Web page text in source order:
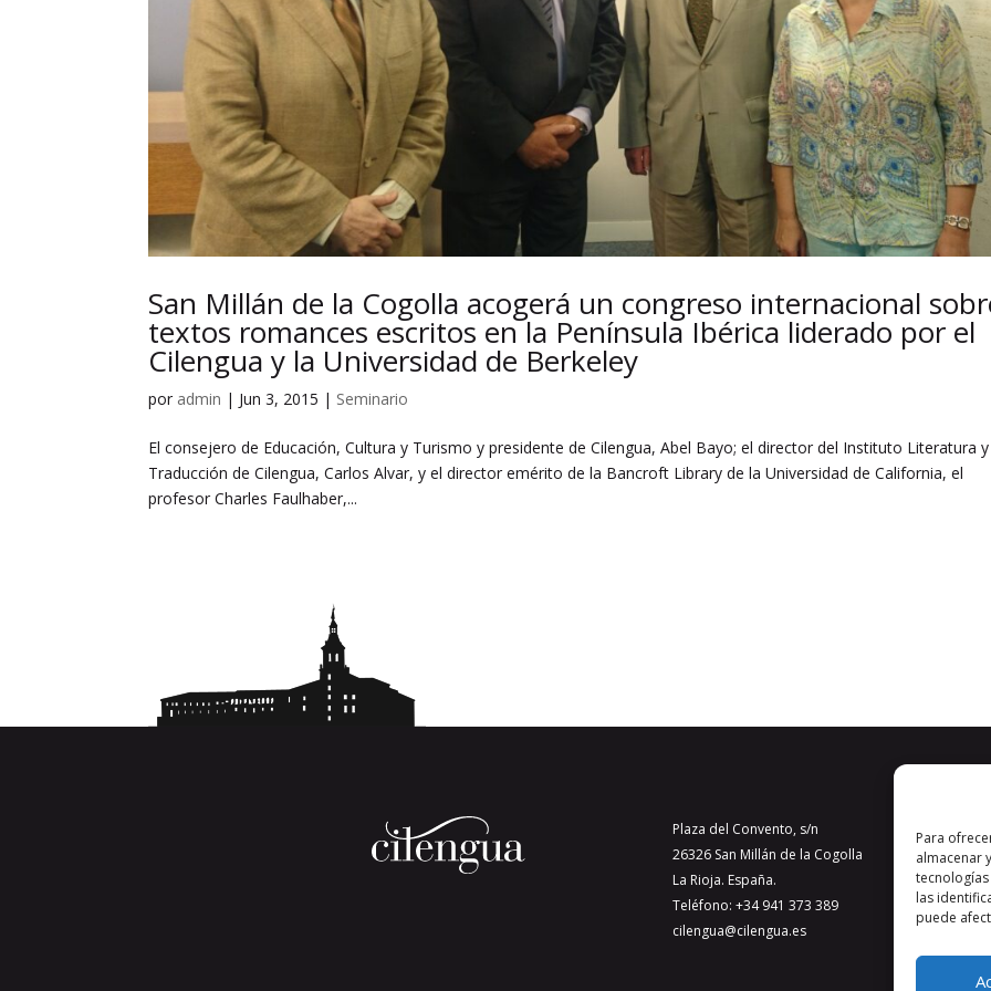
Para
almacenar
las
puede
San Millán de la Cogolla acogerá un congreso internacional
textos romances escritos en la Península Ibérica liderado por el
Cilengua y la Universidad de Berkeley
por admin | Jun 3, 2015 | Seminario
El consejero de Educación, Cultura y Turismo y presidente de Cilengua, Abel Bayo; el director del Instituto Literatura y
Traducción de Cilengua, Carlos Alvar, y el director emérito de la Bancroft Library de la Universidad de California, el
profesor Charles Faulhaber,...
Plaza del Convento, s/n
26326 San Millán de la Cogolla
La Rioja. España.
Teléfono: +34 941 373 389
cilengua@cilengua.es